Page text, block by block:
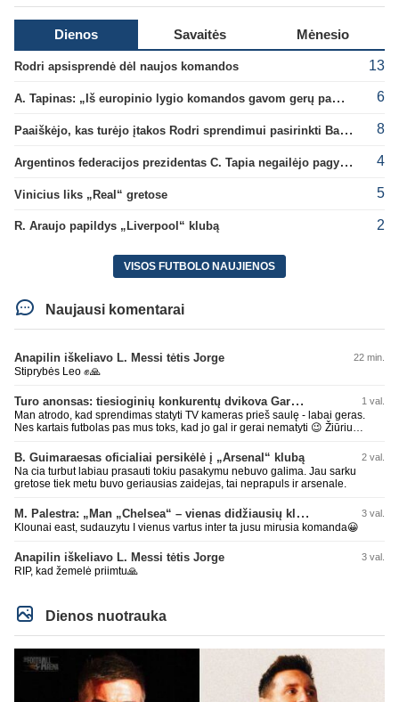
Dienos Savaitės Mėnesio
Rodri apsisprendė dėl naujos komandos 13
A. Tapinas: „Iš europinio lygio komandos gavom gerų pamokų“ 6
Paaiškėjo, kas turėjo įtakos Rodri sprendimui pasirinkti Barselonos pusę 8
Argentinos federacijos prezidentas C. Tapia negailėjo pagyrų G. Infantino 4
Vinicius liks „Real“ gretose 5
R. Araujo papildys „Liverpool“ klubą 2
VISOS FUTBOLO NAUJIENOS
Naujausi komentarai
Anapilin iškeliavo L. Messi tėtis Jorge 22 min.
Stiprybės Leo ✊🙏
Turo anonsas: tiesioginių konkurentų dvikova Gargžduose 1 val.
Man atrodo, kad sprendimas statyti TV kameras prieš saulę - labai geras.
Nes kartais futbolas pas mus toks, kad jo gal ir gerai nematyti 😉 Žiūriu
kaip alaus butelys, kurį ką tik išmaukiau. Linkėjimai Tadui (slapyvardžiu „apie
nieką“), kuris kiek girdėjau, įpūtė akis varvinančių transliacijų dvasią 😀
B. Guimaraesas oficialiai persikėlė į „Arsenal“ klubą 2 val.
Na cia turbut labiau prasauti tokiu pasakymu nebuvo galima. Jau sarku
gretose tiek metu buvo geriausias zaidejas, tai neprapuls ir arsenale.
M. Palestra: „Man „Chelsea“ – vienas didžiausių klubų futbole“ 3 val.
Klounai east, sudauzytu I vienus vartus inter ta jusu mirusia komanda😀
Anapilin iškeliavo L. Messi tėtis Jorge 3 val.
RIP, kad žemelė priimtu🙏
Dienos nuotrauka